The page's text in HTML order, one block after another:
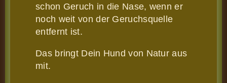
schon Geruch in die Nase, wenn er
noch weit von der Geruchsquelle
entfernt ist.
Das bringt Dein Hund von Natur aus
mit.